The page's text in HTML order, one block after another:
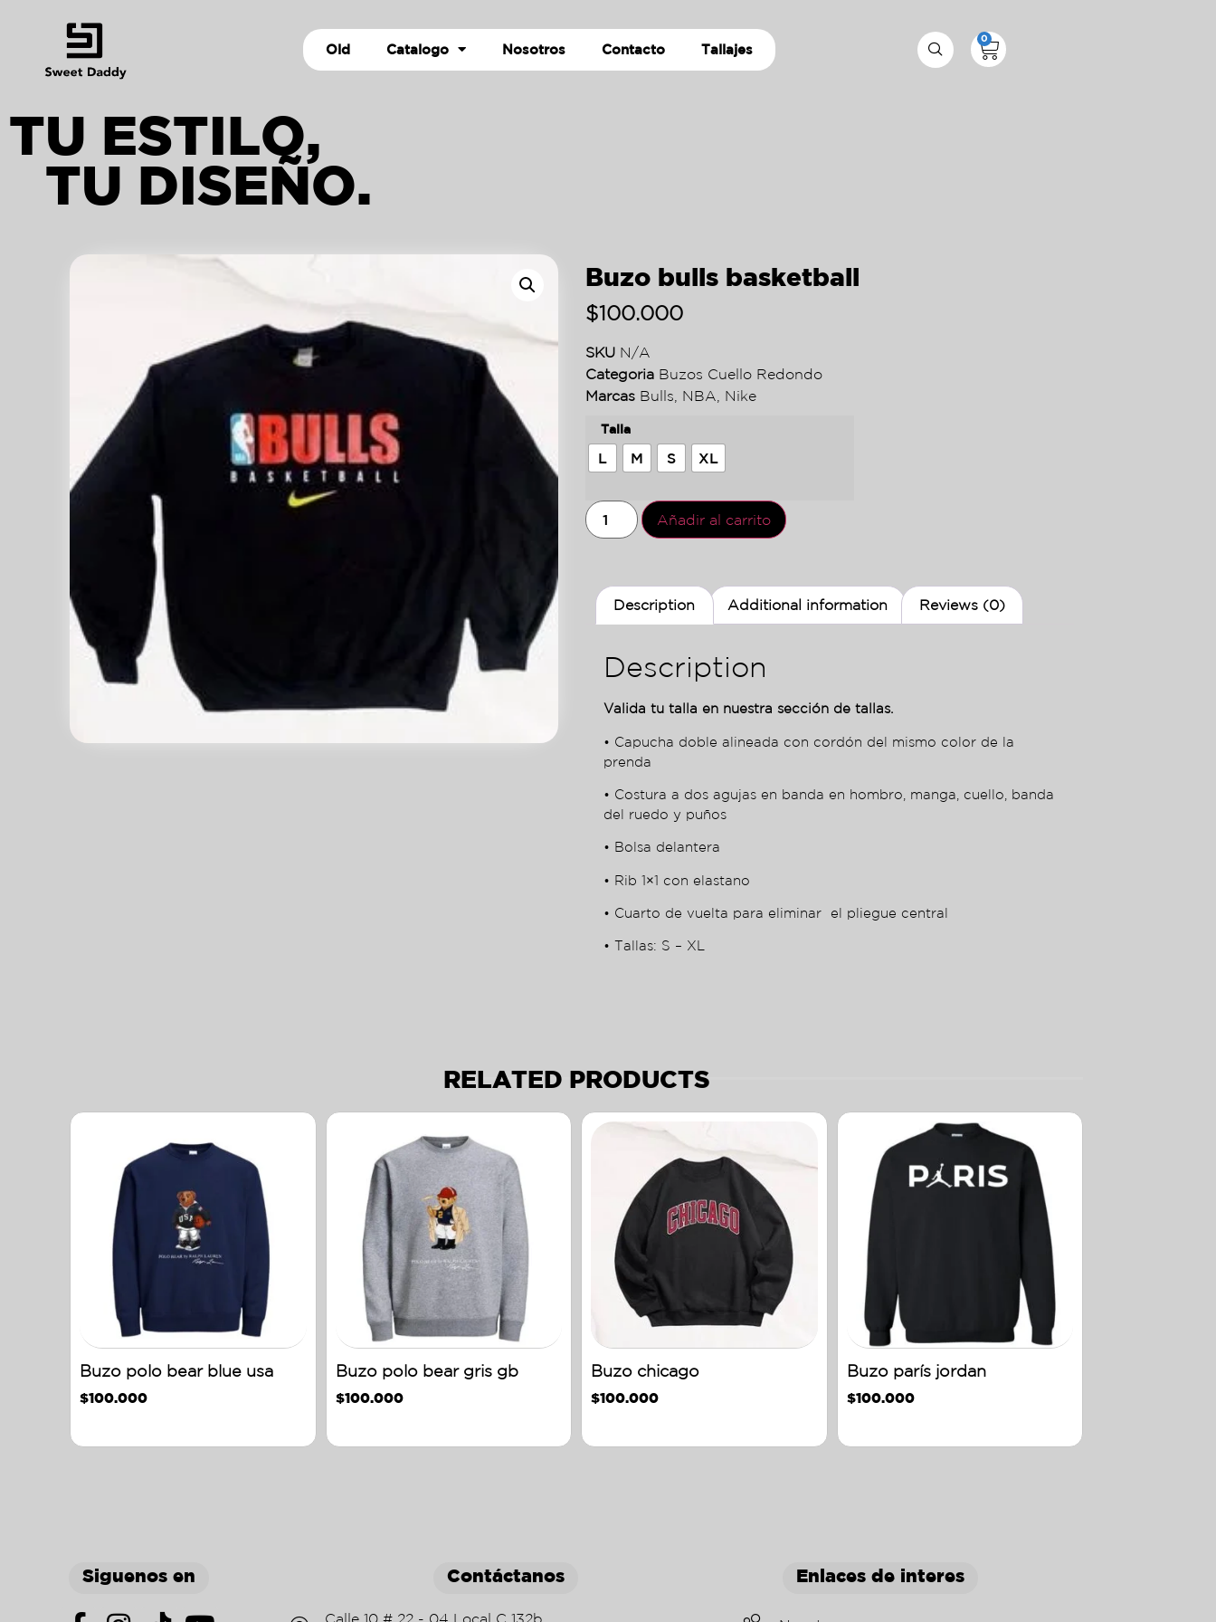
Old Catalogo Nosotros Contacto Tallajes
0
TU ESTILO,
TU DISEÑO.
Buzo bulls basketball
$100.000
SKU N/A
Categoria Buzos Cuello Redondo
Marcas Bulls NBA Nike
Talla
L M S XL
Añadir al carrito
Description Additional information Reviews (0)
Description
Valida tu talla en nuestra sección de tallas.
• Capucha doble alineada con cordón del mismo color de la
prenda
• Costura a dos agujas en banda en hombro, manga, cuello, banda
del ruedo y puños
• Bolsa delantera
• Rib 1×1 con elastano
• Cuarto de vuelta para eliminar el pliegue central
• Tallas: S – XL
RELATED PRODUCTS
Buzo polo bear blue usa
$100.000
Buzo polo bear gris gb
$100.000
Buzo chicago
$100.000
Buzo parís jordan
$100.000
Siguenos en Contáctanos
Calle 10 # 22 - 04 Local C 132b
Enlaces de interes